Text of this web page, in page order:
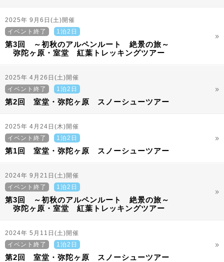
2025年 9月6日(土)開催
イベント終了
1泊2日
第3回 ～初秋のアルペンルート 絶景の旅～
弥陀ヶ原・室堂 紅葉トレッキングツアー
2025年 4月26日(土)開催
イベント終了
1泊2日
第2回 室堂・弥陀ヶ原 スノーシューツアー
2025年 4月24日(木)開催
イベント終了
1泊2日
第1回 室堂・弥陀ヶ原 スノーシューツアー
2024年 9月21日(土)開催
イベント終了
1泊2日
第3回 ～初秋のアルペンルート 絶景の旅～
弥陀ヶ原・室堂 紅葉トレッキングツアー
2024年 5月11日(土)開催
イベント終了
1泊2日
第2回 室堂・弥陀ヶ原 スノーシューツアー